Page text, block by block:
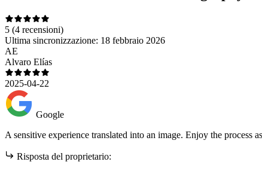
5 (4 recensioni)
Ultima sincronizzazione: 18 febbraio 2026
AE
Alvaro Elías
2025-04-22
Google
A sensitive experience translated into an image. Enjoy the process
Risposta del proprietario: